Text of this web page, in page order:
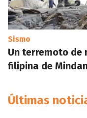
Sismo
Un terremoto de
filipina de
Últimas